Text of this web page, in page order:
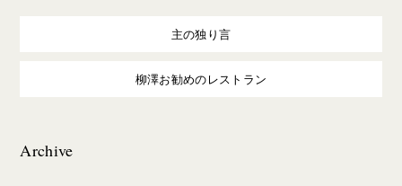
主の独り言
柳澤お勧めのレストラン
Archive